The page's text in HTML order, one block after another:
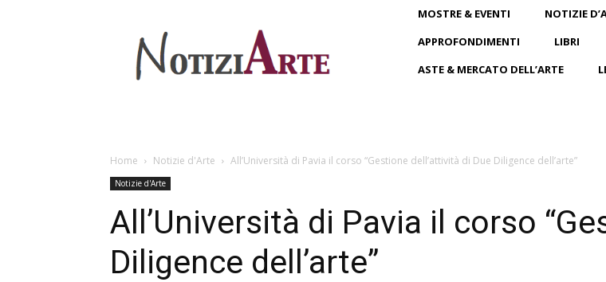
MOSTRE & EVENTI NOTIZIE
APPROFONDIMENTI
LIBRI
ASTE & MERCATO DELL’ARTE
Home Notizie d'Arte All’Università di Pavia il corso “Gestione dell’attività di Due Diligence dell’arte”
Notizie d'Arte
All’Università di Pavia il corso
Diligence dell’arte”